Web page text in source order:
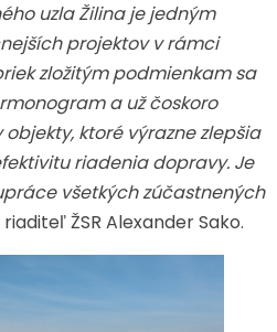
uzla Žilina je jedným
projektov v rámci
zložitým podmienkam sa
a už čoskoro
ktoré výrazne zlepšia
riadenia dopravy. Je
všetkých zúčastnených
ŽSR Alexander Sako.